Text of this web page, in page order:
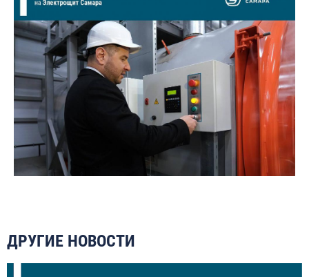
ДРУГИЕ НОВОСТИ